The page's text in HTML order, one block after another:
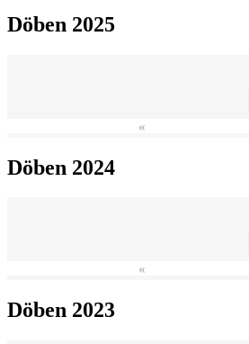
Döben 2025
«
Döben 2024
«
Döben 2023